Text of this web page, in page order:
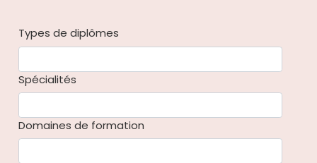
Types de diplômes
Spécialités
Domaines de formation